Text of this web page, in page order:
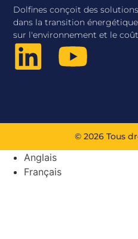
Dolfines conçoit des
dans la transition
sur l'environnement et le
© 2026 Tous
Anglais
Français